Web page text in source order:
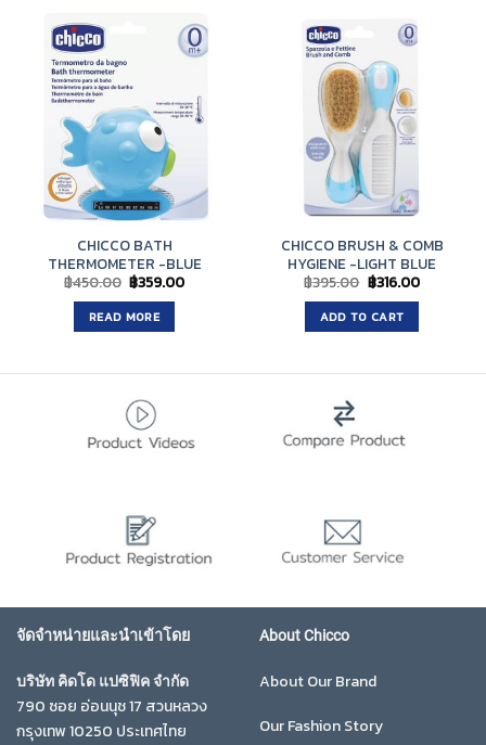
CHICCO BATH
THERMOMETER -BLUE
฿450.00 Original
price
was:
฿450.00.
฿359.00Current
READ MORE
CHICCO BRUSH & COMB
HYGIENE -LIGHT BLUE
฿395.00 Original
price
was:
฿395.00.
฿316.00Current
price
is:
ADD TO CART
จัดจำหน่ายและนำเข้าโดย
บริษัท คิดโด แปซิฟิค จำกัด
790 ซอย อ่อนนุช 17 สวนหลวง
กรุงเทพ 10250 ประเทศไทย
About Chicco
About Our Brand
Our Fashion Story